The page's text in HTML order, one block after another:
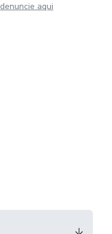
denuncie aqui